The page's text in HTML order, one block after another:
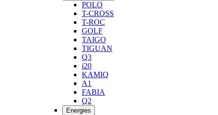
POLO
T-CROSS
T-ROC
GOLF
TAIGO
TIGUAN
Q3
i20
KAMIQ
A1
FABIA
Q2
Energies